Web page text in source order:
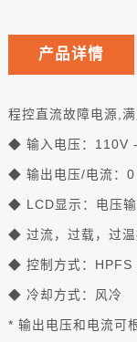
产品详情
程控直流故障电源,
◆ 输入电压：110V
◆ 输出电压/电流：
◆ LCD显示：电压输
◆ 过流，过载，过
◆ 控制方式：HPFS
◆ 冷却方式：风冷
* 输出电压和电流可